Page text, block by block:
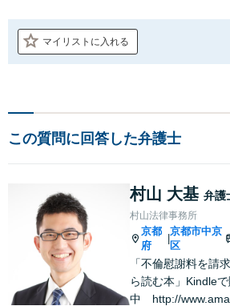
マイリストに入れる
この質問に回答した弁護士
村山 大基 弁護
村山法律事務所
京都
府
|
京都市中京
区
「不倫慰謝料を請
ら読む本」Kindle
中 http://